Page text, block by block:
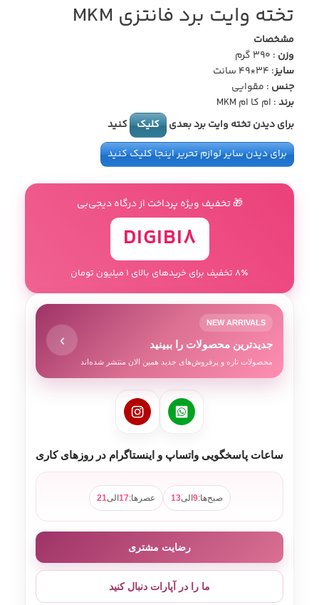
تخته وایت برد فانتزی MKM
مشخصات
وزن : 390 گرم
سایز: 34*49 سانت
جنس : مقوایی
برند: ام کا ام MKM
برای دیدن تخته وایت برد بعدی
کلیک کنید
برای دیدن سایر لوازم تحریر اینجا کلیک کنید
🎁 تخفیف ویژه پرداخت از درگاه دیجی‌بی
DIGIBI8
8٪ تخفیف برای خریدهای بالای 1 میلیون تومان
NEW ARRIVALS
جدیدترین محصولات را ببینید
محصولات تازه و پرفروش‌های جدید همین الان منتشر شده‌اند
›
ساعات پاسخگویی واتساپ و اینستاگرام در روزهای کاری
صبح‌ها:9 الی13 عصرها:17 الی21
رضایت مشتری
ما را در آپارات دنبال کنید